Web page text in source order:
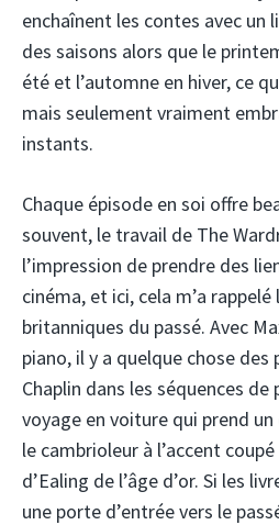
enchaînent les contes avec un
des saisons alors que le
été et l’automne en hiver, ce
mais seulement vraiment
instants.
Chaque épisode en soi offre
souvent, le travail de The
l’impression de prendre des
cinéma, et ici, cela m’a
britanniques du passé. Avec
piano, il y a quelque chose
Chaplin dans les séquences
voyage en voiture qui prend
le cambrioleur à l’accent
d’Ealing de l’âge d’or. Si les
une porte d’entrée vers le